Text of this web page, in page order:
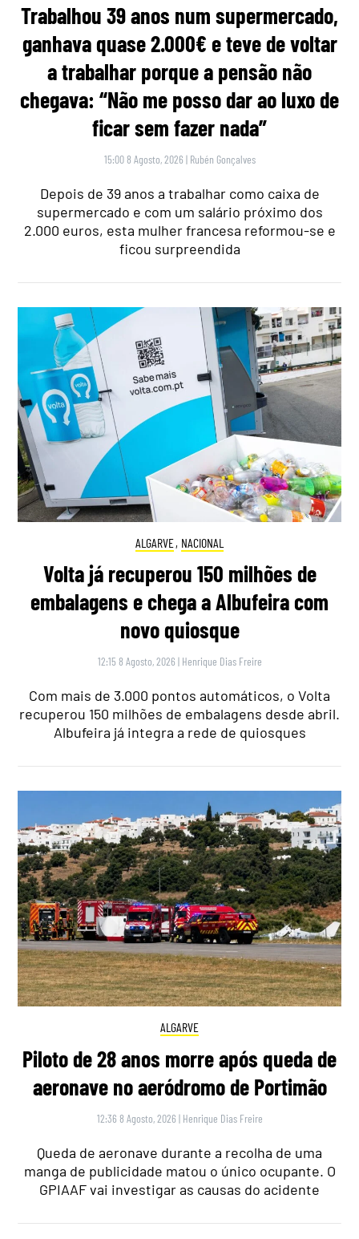
Trabalhou 39 anos num supermercado,
ganhava quase 2.000€ e teve de voltar
a trabalhar porque a pensão não
chegava: “Não me posso dar ao luxo de
ficar sem fazer nada”
15:00 8 Agosto, 2026 | Rubén Gonçalves
Depois de 39 anos a trabalhar como caixa de
supermercado e com um salário próximo dos
2.000 euros, esta mulher francesa reformou-se e
ficou surpreendida
ALGARVE, NACIONAL
Volta já recuperou 150 milhões de
embalagens e chega a Albufeira com
novo quiosque
12:15 8 Agosto, 2026 | Henrique Dias Freire
Com mais de 3.000 pontos automáticos, o Volta
recuperou 150 milhões de embalagens desde abril.
Albufeira já integra a rede de quiosques
ALGARVE
Piloto de 28 anos morre após queda de
aeronave no aeródromo de Portimão
12:36 8 Agosto, 2026 | Henrique Dias Freire
Queda de aeronave durante a recolha de uma
manga de publicidade matou o único ocupante. O
GPIAAF vai investigar as causas do acidente